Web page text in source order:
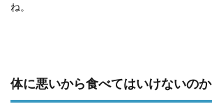
ね。
体に悪いから食べてはいけないのか